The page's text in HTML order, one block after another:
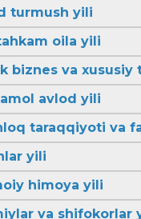
turmush yili
oila yili
biznes va
avlod yili
taraqqiyoti va
yili
himoya yili
va shifokorlar